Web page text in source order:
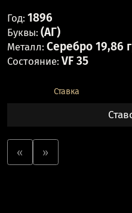
Год: 1896
Буквы: (АГ)
Металл: Серебро 19,86
Состояние: VF 35
Ставка
« »